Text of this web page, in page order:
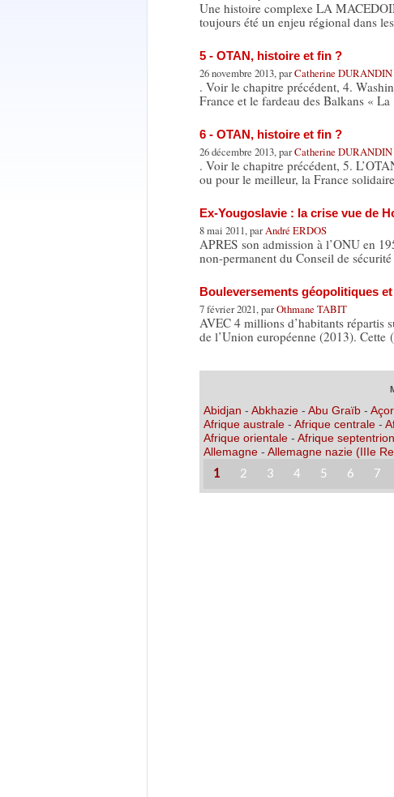
Une histoire complexe LA
toujours été un enjeu régional dans
5 - OTAN, histoire et fin ?
26 novembre 2013, parCatherine DURANDIN
. Voir le chapitre précédent, 4.
France et le fardeau des Balkans «
6 - OTAN, histoire et fin ?
26 décembre 2013, parCatherine DURANDIN
. Voir le chapitre précédent, 5.
ou pour le meilleur, la France
Ex-Yougoslavie : la crise vue de
8 mai 2011, parAndré ERDOS
APRES son admission à l’ONU en
non-permanent du Conseil de
Bouleversements géopolitiques
7 février 2021, parOthmane TABIT
AVEC 4 millions d’habitants répartis
de l’Union européenne (2013).
Abidjan - Abkhazie- Abu Graïb-
Afrique australe- Afrique centrale -
Afrique orientale - Afrique
Allemagne - Allemagne nazie (IIIe
1 2 3 4 5 6 7